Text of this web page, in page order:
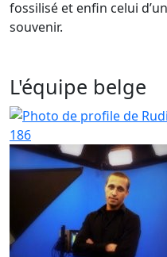
fossilisé et enfin celui
souvenir.
L'équipe belge
186